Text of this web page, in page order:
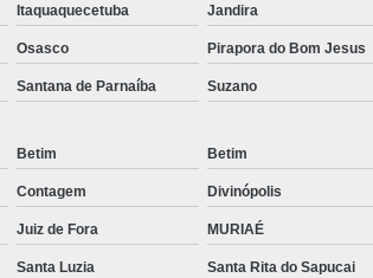
Equipamento para
Equipamento para Laboratório
Equipamento de
Equipamento de Laboratório de Bioquímica
Equipamento de Laboratório de Química
Equipamento de Laboratório Químico
Equipamento
Itaquaquecetuba Jandira
Osasco Pirapora do Bom Jesus
Santana de Parnaíba Suzano
Betim Betim
Contagem Divinópolis
Juiz de Fora MURIAÉ
Santa Luzia Santa Rita do Sapucai